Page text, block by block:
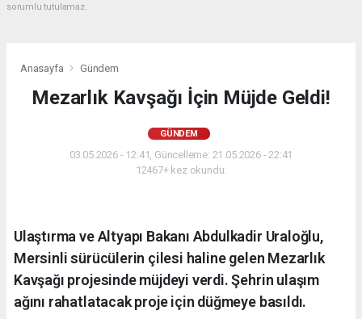
sorumlu tutulamaz.
Anasayfa Gündem
Mezarlık Kavşağı İçin Müjde Geldi!
GÜNDEM
03.05.2026 - 12:41, Güncelleme: 21.05.2026 - 22:41
12467+ kez okundu.
Ulaştırma ve Altyapı Bakanı Abdulkadir Uraloğlu,
Mersinli sürücülerin çilesi haline gelen Mezarlık
Kavşağı projesinde müjdeyi verdi. Şehrin ulaşım
ağını rahatlatacak proje için düğmeye basıldı.